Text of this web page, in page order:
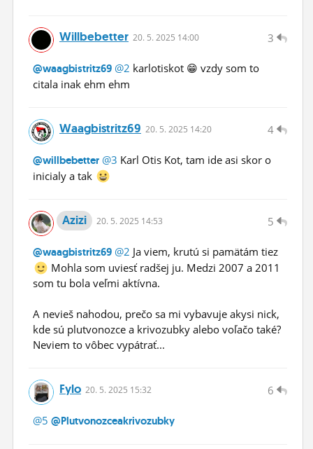
3
Willbebetter 20. 5. 2025 14:00
@waagbistritz69 @2 karlotiskot 😁 vzdy som to
citala inak ehm ehm
4
Waagbistritz69 20. 5. 2025 14:20
@willbebetter @3 Karl Otis Kot, tam ide asi skor o
inicialy a tak
5
Azizi 20. 5. 2025 14:53
@waagbistritz69 @2 Ja viem, krutú si pamätám tiez
Mohla som uviesť radšej ju. Medzi 2007 a 2011
som tu bola veľmi aktívna.
A nevieš nahodou, prečo sa mi vybavuje akysi nick,
kde sú plutvonozce a krivozubky alebo voľačo také?
Neviem to vôbec vypátrať...
6
Fylo 20. 5. 2025 15:32
@5 @Plutvonozceakrivozubky